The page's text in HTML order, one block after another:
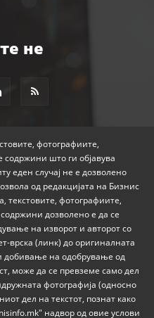
не
фотографиите,
содржини што ги објавува
еден случај не е дозволено
од редакцијата на Бизнис
текстовите, фотографиите,
дозволено е да се
на изворот и авторот со
врска (линк) до оригиналната
добивање на одобрување од
може да се превземе само дел
фотографија (односно
дел на текстот, познат како
надвор од овие услови